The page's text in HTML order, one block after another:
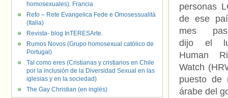
personas
de ese
mes
dijo el
Human
Watch
puesto de
árabe del
homosexuales). Francia
Refo – Rete Evangelica Fede e Omosessualità
(Italia)
Revista- blog InTERESArte.
Rumos Novos (Grupo homosexual católico de
Portugal)
Tal como eres (Cristianas y cristianos en Chile
por la inclusión de la Diversidad Sexual en las
iglesias y en la sociedad)
The Gay Christian (en inglés)